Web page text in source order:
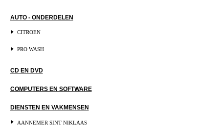
AUTO - ONDERDELEN
CITROEN
PRO WASH
CD EN DVD
COMPUTERS EN SOFTWARE
DIENSTEN EN VAKMENSEN
AANNEMER SINT NIKLAAS